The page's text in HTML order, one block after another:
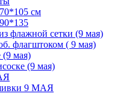
см
флажной сетки (9 мая)
флагштоком ( 9 мая)
мая)
(9 мая)
9 МАЯ